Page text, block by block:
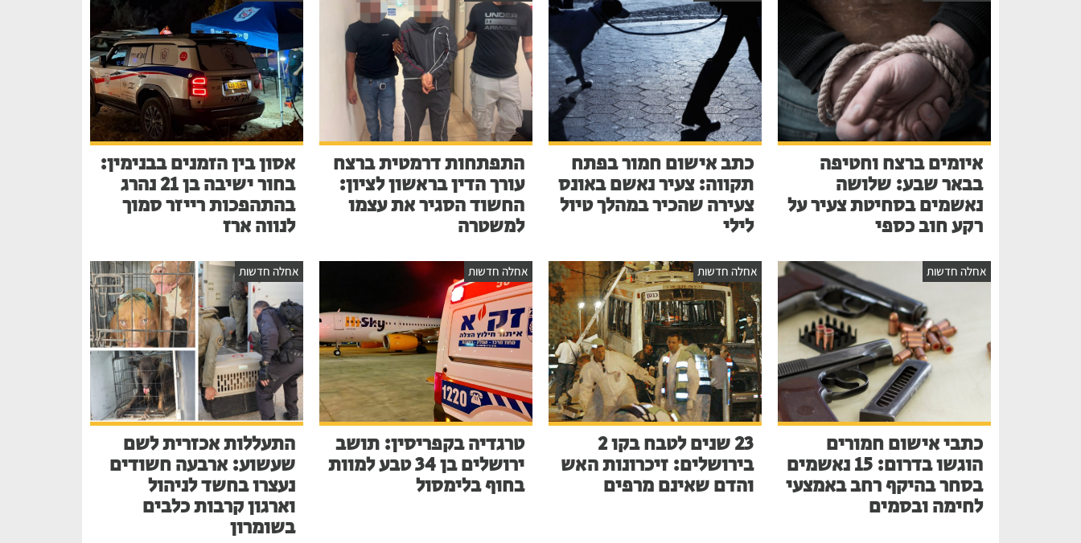
איומים ברצח וחטיפה
בבאר שבע: שלושה
נאשמים בסחיטת צעיר על
רקע חוב כספי
כתב אישום חמור בפתח
תקווה: צעיר נאשם באונס
צעירה שהכיר במהלך טיול
לילי
התפתחות דרמטית ברצח
עורך הדין בראשון לציון:
החשוד הסגיר את עצמו
למשטרה
אסון בין הזמנים בבנימין:
בחור ישיבה בן 21 נהרג
בהתהפכות רייזר סמוך
לנווה ארז
אחלה חדשות
כתבי אישום חמורים
הוגשו בדרום: 15 נאשמים
בסחר בהיקף רחב באמצעי
לחימה ובסמים
אחלה חדשות
23 שנים לטבח בקו 2
בירושלים: זיכרונות האש
והדם שאינם מרפים
אחלה חדשות
טרגדיה בקפריסין: תושב
ירושלים בן 34 טבע למוות
בחוף בלימסול
אחלה חדשות
התעללות אכזרית לשם
שעשוע: ארבעה חשודים
נעצרו בחשד לניהול
וארגון קרבות כלבים
בשומרון